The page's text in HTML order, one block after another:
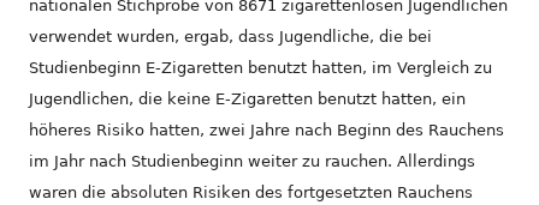
nationalen Stichprobe von 8671 zigarettenlosen Jugendlichen
verwendet wurden, ergab, dass Jugendliche, die bei
Studienbeginn E-Zigaretten benutzt hatten, im Vergleich zu
Jugendlichen, die keine E-Zigaretten benutzt hatten, ein
höheres Risiko hatten, zwei Jahre nach Beginn des Rauchens
im Jahr nach Studienbeginn weiter zu rauchen. Allerdings
waren die absoluten Risiken des fortgesetzten Rauchens